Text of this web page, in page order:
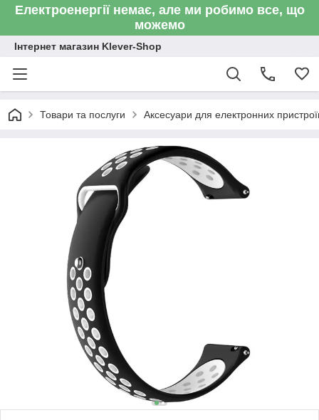
Електроенергії немає, але ми робимо все, що
можемо
Інтернет магазин Klever-Shop
Товари та послуги Аксесуари для електронних